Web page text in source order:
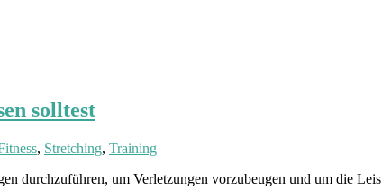
solltest
, Stretching, Training
durchzuführen, um Verletzungen vorzubeugen und um die